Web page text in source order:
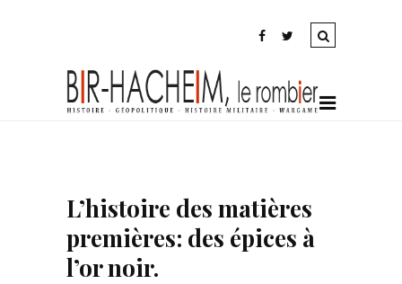
L’histoire des matières
premières: des épices à
l’or noir.